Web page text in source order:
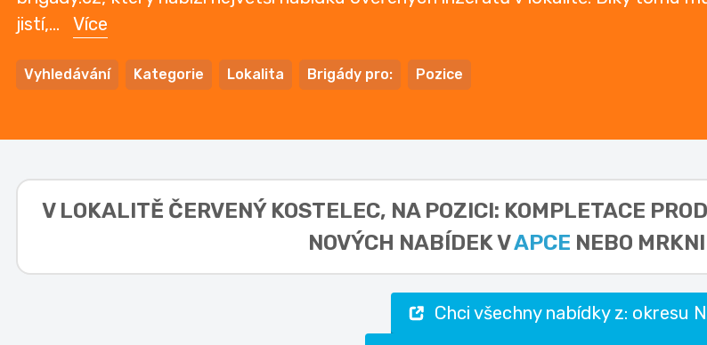
jistí,... Více
Vyhledávání Kategorie Lokalita Brigády pro: Pozice
V LOKALITĚ ČERVENÝ KOSTELEC, NA POZICI: KOMPLETACE
NOVÝCH NABÍDEK VAPCE NEBO
Chci všechny nabídky z: okresu